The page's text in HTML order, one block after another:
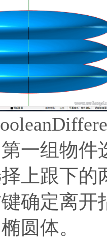
一组物
上跟下的
确定离开
圆体。